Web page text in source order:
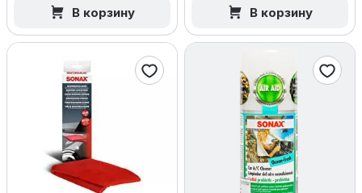
В корзину В корзину